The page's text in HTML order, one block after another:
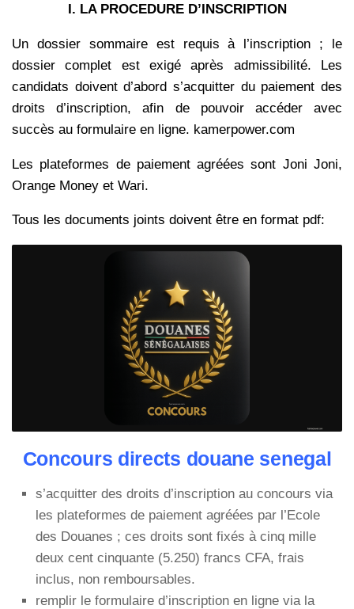
I. LA PROCEDURE D’INSCRIPTION
Un dossier sommaire est requis à l’inscription ; le
dossier complet est exigé après admissibilité. Les
candidats doivent d’abord s’acquitter du paiement des
droits d’inscription, afin de pouvoir accéder avec
succès au formulaire en ligne. kamerpower.com
Les plateformes de paiement agréées sont Joni Joni,
Orange Money et Wari.
Tous les documents joints doivent être en format pdf:
Concours directs douane senegal
s’acquitter des droits d’inscription au concours via
les plateformes de paiement agréées par l’Ecole
des Douanes ; ces droits sont fixés à cinq mille
deux cent cinquante (5.250) francs CFA, frais
inclus, non remboursables.
remplir le formulaire d’inscription en ligne via la